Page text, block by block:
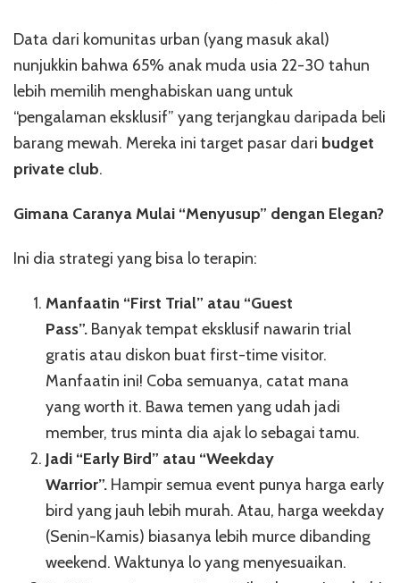
Data dari komunitas urban (yang masuk akal)
nunjukkin bahwa 65% anak muda usia 22-30 tahun
lebih memilih menghabiskan uang untuk
“pengalaman eksklusif” yang terjangkau daripada beli
barang mewah. Mereka ini target pasar dari budget
private club.
Gimana Caranya Mulai “Menyusup” dengan Elegan?
Ini dia strategi yang bisa lo terapin:
Manfaatin “First Trial” atau “Guest
Pass”. Banyak tempat eksklusif nawarin trial
gratis atau diskon buat first-time visitor.
Manfaatin ini! Coba semuanya, catat mana
yang worth it. Bawa temen yang udah jadi
member, trus minta dia ajak lo sebagai tamu.
Jadi “Early Bird” atau “Weekday
Warrior”. Hampir semua event punya harga early
bird yang jauh lebih murah. Atau, harga weekday
(Senin-Kamis) biasanya lebih murce dibanding
weekend. Waktunya lo yang menyesuaikan.